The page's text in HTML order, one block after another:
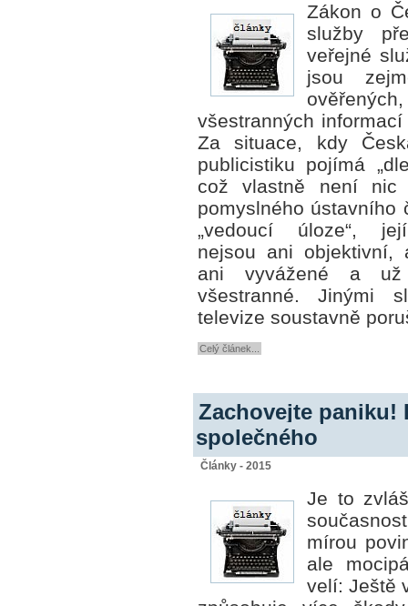
Zákon o
služby
veřejné
jsou
všestranných
Za situace, kdy
publicistiku pojímá
což vlastně není nic
pomyslného ústavního
„vedoucí úloze“,
nejsou ani objektivní,
ani vyvážené a
všestranné. Jinými
televize soustavně
Celý článek...
Zachovejte paniku!
společného
Články - 2015
Je to
mírou
ale
velí: Ještě